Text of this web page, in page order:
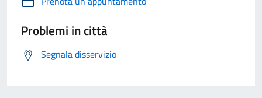
Problemi in città
Segnala disservizio